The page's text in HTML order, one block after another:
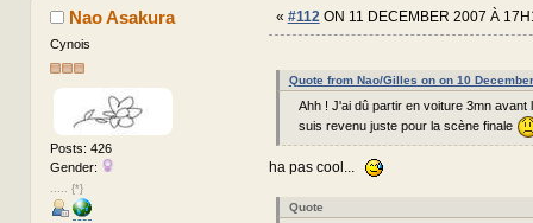
Nao Asakura
Cynois
Posts: 426
Gender:
..... {*}
« #112 ON 11 DECEMBER 2007 À
Quote from Nao/Gilles on on 10
Ahh ! J'ai dû partir en voiture 3mn avant
suis revenu juste pour la scène finale
ha pas cool...
Quote